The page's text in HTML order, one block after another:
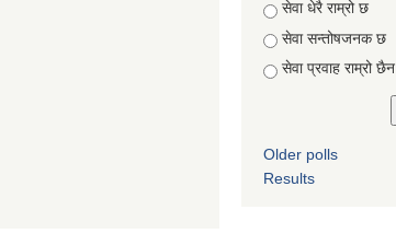
Choices
सेवा धेरै राम्रो छ
सेवा सन्तोषजनक छ
सेवा प्रवाह राम्रो छैन
Older polls
Results